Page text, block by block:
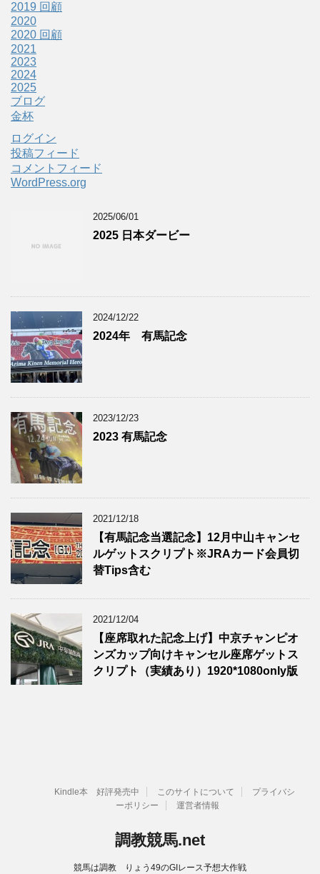
2019 回顧
2020
2020 回顧
2021
2023
2024
2025
ブログ
金杯
ログイン
投稿フィード
コメントフィード
WordPress.org
2025/06/01
2025 日本ダービー
2024/12/22
2024年 有馬記念
2023/12/23
2023 有馬記念
2021/12/18
【有馬記念当選記念】12月中山キャンセ
ルゲットスクリプト※JRAカード会員切
替Tips含む
2021/12/04
【座席取れた記念上げ】中京チャンピオ
ンズカップ向けキャンセル座席ゲットス
クリプト（実績あり）1920*1080only版
Kindle本 好評発売中 このサイトについて
プライバシ
ーポリシー
運営者情報
調教競馬.net
競馬は調教 りょう49のGIレース予想大作戦